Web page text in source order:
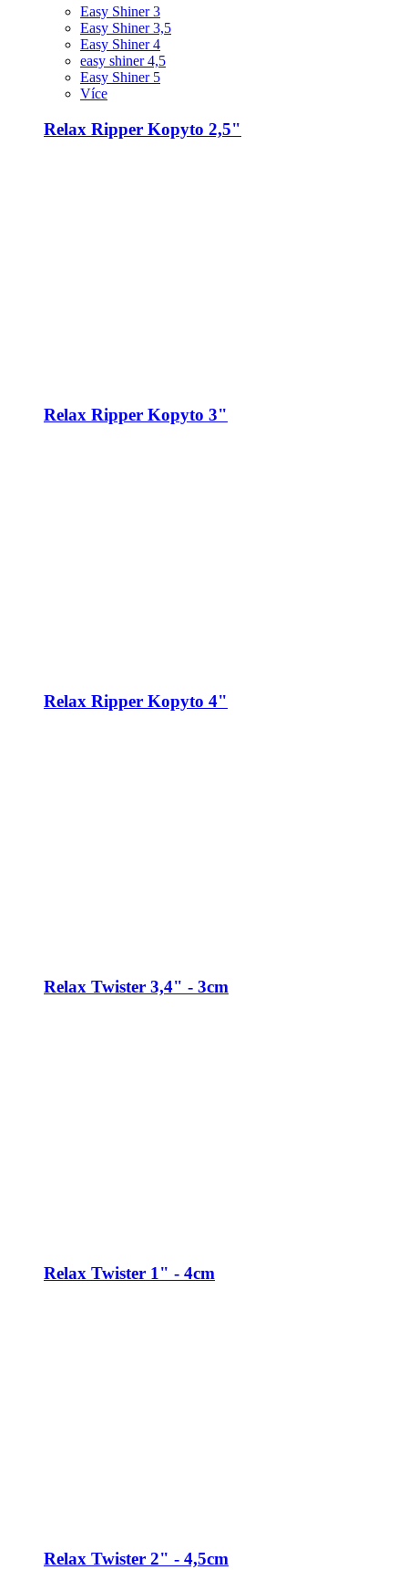
Easy Shiner 3
Easy Shiner 3,5
Easy Shiner 4
easy shiner 4,5
Easy Shiner 5
Více
Relax Ripper Kopyto 2,5"
Relax Ripper Kopyto 3"
Relax Ripper Kopyto 4"
Relax Twister 3,4" - 3cm
Relax Twister 1" - 4cm
Relax Twister 2" - 4,5cm